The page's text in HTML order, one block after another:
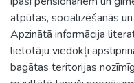
atpūtas, socializēšanās
Apzinātā informācija
lietotāju viedokļi
bagātas teritorijas